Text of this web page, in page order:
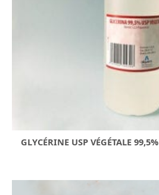
GLYCÉRINE USP VÉGÉTALE 99,5%